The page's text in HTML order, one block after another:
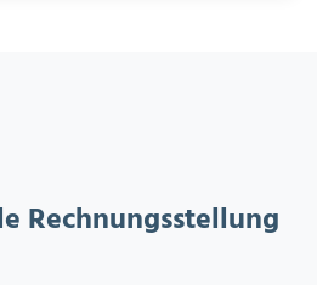
Rechnungsstellung